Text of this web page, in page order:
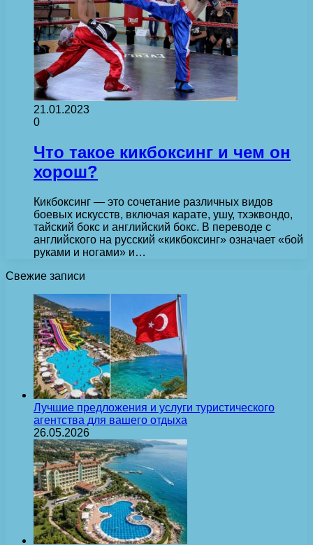
21.01.2023
0
Что такое кикбоксинг и чем он
хорош?
Кикбоксинг — это сочетание различных видов
боевых искусств, включая карате, ушу, тхэквондо,
тайский бокс и английский бокс. В переводе с
английского на русский «кикбоксинг» означает «бой
руками и ногами» и…
Свежие записи
Лучшие предложения и услуги туристического
агентства для вашего отдыха
26.05.2026